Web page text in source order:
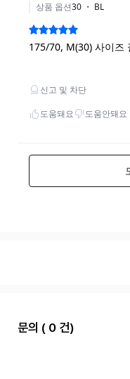
문의 ( 0 건)